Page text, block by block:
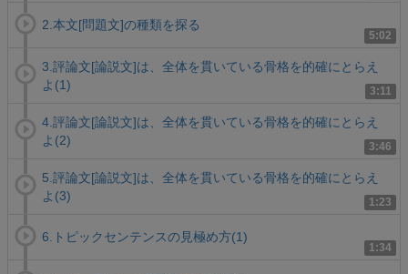
5:02
2.本文[問題文]の種類を探る
3:11
3.評論文[論説文]は、全体を貫いている骨格を的確にとらえ
よ(1)
3:46
4.評論文[論説文]は、全体を貫いている骨格を的確にとらえ
よ(2)
1:23
5.評論文[論説文]は、全体を貫いている骨格を的確にとらえ
よ(3)
1:34
6.トピックセンテンスの見極め方(1)